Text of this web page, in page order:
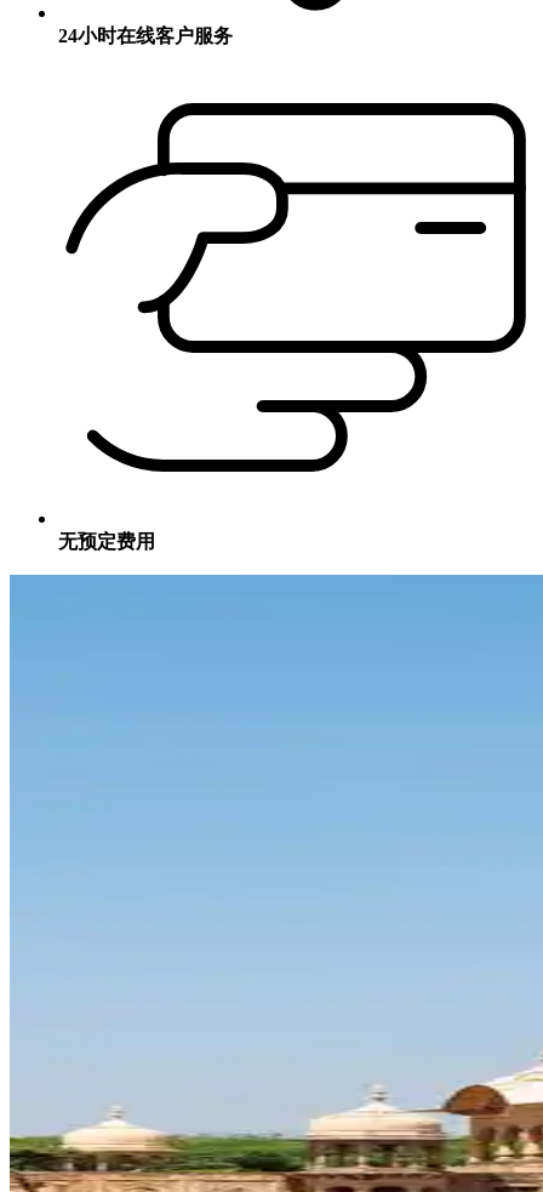
24小时在线客户服务
无预定费用